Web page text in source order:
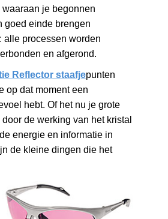
waaraan je begonnen
goed einde brengen
alle processen worden
en afgerond.
Reflector staafjepunten
op dat moment een
hebt. Of het nu je grote
de werking van het kristal
energie en informatie in
de kleine dingen die het